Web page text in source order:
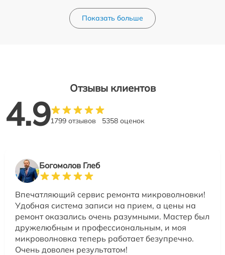
Показать больше
Отзывы клиентов
4.91799 отзывов 5358 оценок
Богомолов Глеб
Впечатляющий сервис ремонта микроволновки!
Удобная система записи на прием, а цены на
ремонт оказались очень разумными. Мастер был
дружелюбным и профессиональным, и моя
микроволновка теперь работает безупречно.
Очень доволен результатом!